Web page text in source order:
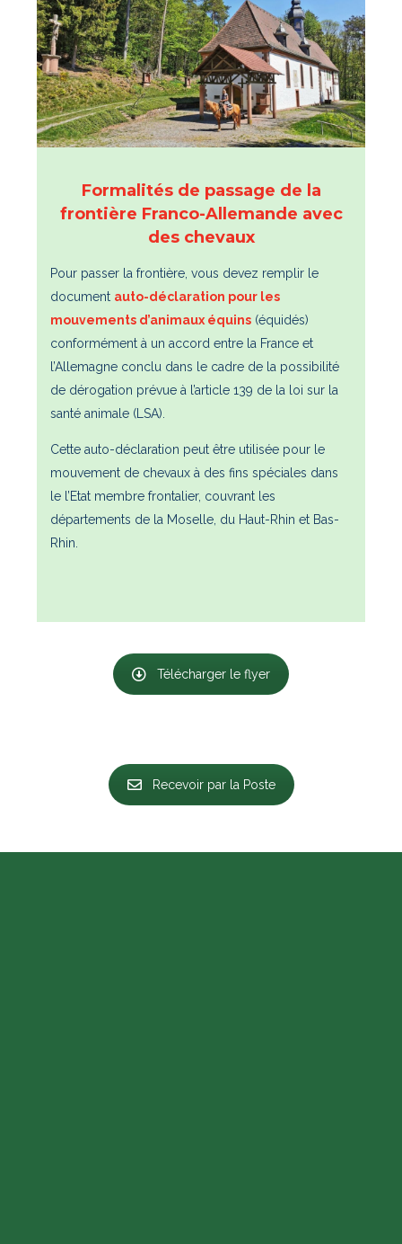
Formalités de passage de la
frontière Franco-Allemande avec
des chevaux
Pour passer la frontière, vous devez remplir le
document auto-déclaration pour les
mouvements d’animaux équins (équidés)
conformément à un accord entre la France et
l’Allemagne conclu dans le cadre de la possibilité
de dérogation prévue à l’article 139 de la loi sur la
santé animale (LSA).
Cette auto-déclaration peut être utilisée pour le
mouvement de chevaux à des fins spéciales dans
le l’Etat membre frontalier, couvrant les
départements de la Moselle, du Haut-Rhin et Bas-
Rhin.
Télécharger le flyer
Recevoir par la Poste